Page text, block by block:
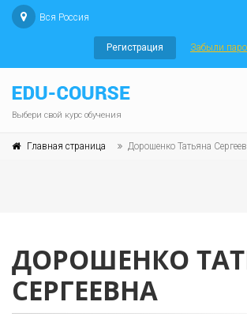
Вся Россия
Регистрация Забыли
Выбери свой курс обучения
Главная страница Дорошенко Татьяна
ДОРОШЕНКО
СЕРГЕЕВНА